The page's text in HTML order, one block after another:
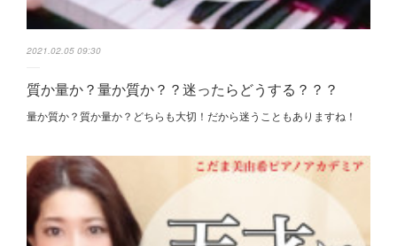
2021.02.05 09:30
質か量か？量か質か？？迷ったらどうする？？？
量か質か？ 質か量か？ どちらも大切！だから迷うこともありますね！